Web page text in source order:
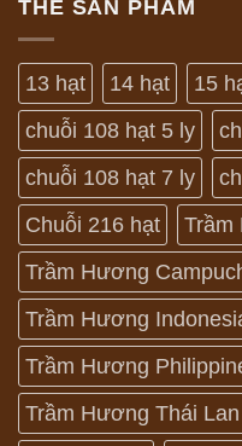
THẺ SẢN PHẨM
13 hạt 14 hạt 15
chuỗi 108 hạt 5 ly
chuỗi 108 hạt 7 ly
Chuỗi 216 hạt
Trầm
Trầm Hương
Trầm Hương
Trầm Hương
Trầm Hương Thái Lan